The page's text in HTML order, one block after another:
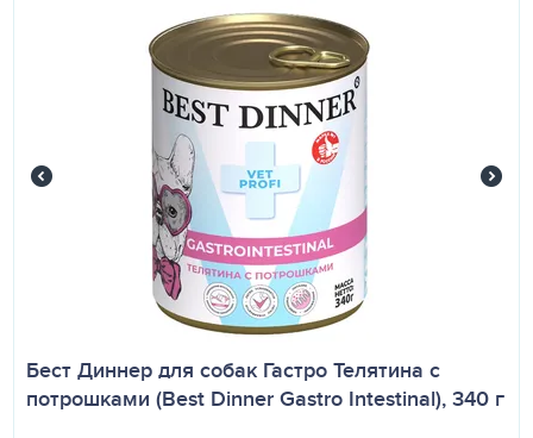
Бест Диннер для собак Гастро Телятина с
потрошками (Best Dinner Gastro Intestinal), 340 г